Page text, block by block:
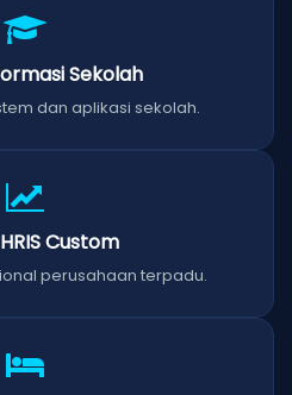
Sekolah
dan aplikasi sekolah.
Custom
perusahaan terpadu.